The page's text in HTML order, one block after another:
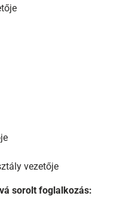
vezetője
sorolt foglalkozás: